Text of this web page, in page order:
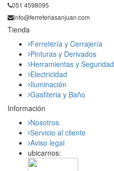
051 4598095
info@ferreteriasanjuan.com
Tienda
Ferretería y Cerrajería
Pinturas y Derivados
Herramientas y Seguridad
Electricidad
Iluminación
Gasfiteria y Baño
Información
Nosotros
Servicio al cliente
Aviso legal
ubicarnos: